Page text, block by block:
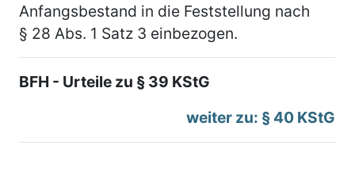
Anfangsbestand in die Feststellung nach
§ 28 Abs. 1 Satz 3 einbezogen.
BFH - Urteile zu § 39 KStG
weiter zu: § 40 KStG